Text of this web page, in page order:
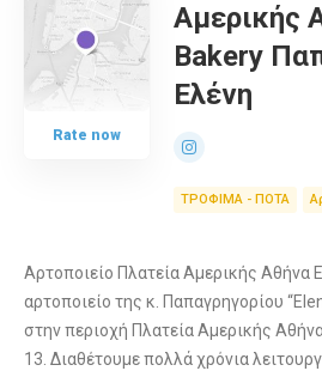
Rate now
Αμερικής
Bakery
Ελένη
ΤΡΟΦΙΜΑ - ΠΟΤΑ
Αρτοποιείο Πλατεία Αμερικής Αθήνα
αρτοποιείο της κ. Παπαγρηγορίου
στην περιοχή Πλατεία Αμερικής
13. Διαθέτουμε πολλά χρόνια